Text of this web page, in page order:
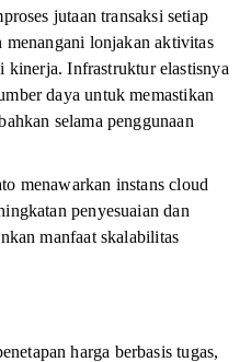
jutaan transaksi setiap
menangani lonjakan aktivitas
kinerja. Infrastruktur elastisnya
daya untuk memastikan
selama penggunaan
menawarkan instans cloud
penyesuaian dan
manfaat skalabilitas
harga berbasis tugas,